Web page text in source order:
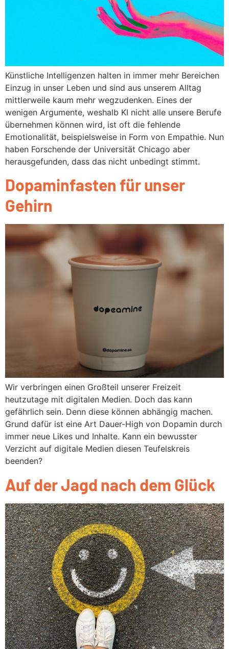
Künstliche Intelligenzen halten in immer mehr Bereichen
Einzug in unser Leben und sind aus unserem Alltag
mittlerweile kaum mehr wegzudenken. Eines der
wenigen Argumente, weshalb KI nicht alle unsere Berufe
übernehmen können wird, ist oft die fehlende
Emotionalität, beispielsweise in Form von Empathie. Nun
haben Forschende der Universität Chicago aber
herausgefunden, dass das nicht unbedingt stimmt.
Dopaminfasten für unser
Gehirn
Wir verbringen einen Großteil unserer Freizeit
heutzutage mit digitalen Medien. Doch das kann
gefährlich sein. Denn diese können abhängig machen.
Grund dafür ist eine Art Dauer-High von Dopamin durch
immer neue Likes und Inhalte. Kann ein bewusster
Verzicht auf digitale Medien diesen Teufelskreis
beenden?
Auf der Jagd nach dem Glück